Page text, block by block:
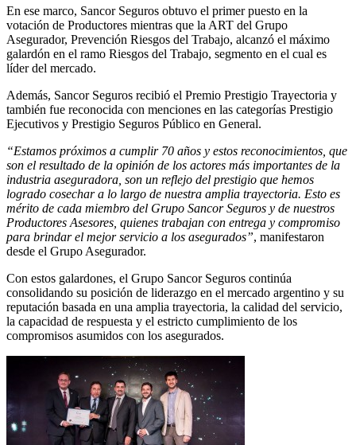
En ese marco, Sancor Seguros obtuvo el primer puesto en la
votación de Productores mientras que la ART del Grupo
Asegurador, Prevención Riesgos del Trabajo, alcanzó el máximo
galardón en el ramo Riesgos del Trabajo, segmento en el cual es
líder del mercado.
Además, Sancor Seguros recibió el Premio Prestigio Trayectoria y
también fue reconocida con menciones en las categorías Prestigio
Ejecutivos y Prestigio Seguros Público en General.
“Estamos próximos a cumplir 70 años y estos reconocimientos, que
son el resultado de la opinión de los actores más importantes de la
industria aseguradora, son un reflejo del prestigio que hemos
logrado cosechar a lo largo de nuestra amplia trayectoria. Esto es
mérito de cada miembro del Grupo Sancor Seguros y de nuestros
Productores Asesores, quienes trabajan con entrega y compromiso
para brindar el mejor servicio a los asegurados”, manifestaron
desde el Grupo Asegurador.
Con estos galardones, el Grupo Sancor Seguros continúa
consolidando su posición de liderazgo en el mercado argentino y su
reputación basada en una amplia trayectoria, la calidad del servicio,
la capacidad de respuesta y el estricto cumplimiento de los
compromisos asumidos con los asegurados.